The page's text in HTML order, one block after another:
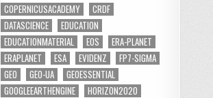
COPERNICUSACADEMY
CRDF
DATASCIENCE
EDUCATION
EDUCATIONMATERIAL
EOS
ERA-PLANET
ERAPLANET
ESA EVIDENZ
FP7-SIGMA
GEO
GEO-UA
GEOESSENTIAL
GOOGLEEARTHENGINE
HORIZON2020